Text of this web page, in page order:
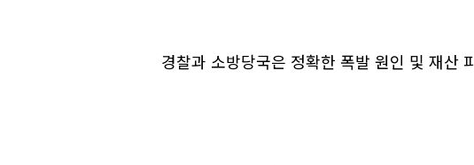
경찰과 소방당국은 정확한 폭발 원인 및 재산